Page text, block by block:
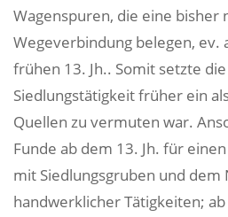
Wagenspuren, die eine bisher
Wegeverbindung belegen, ev.
frühen 13. Jh.. Somit setzte
Siedlungstätigkeit früher ein
Quellen zu vermuten war.
Funde ab dem 13. Jh. für
mit Siedlungsgruben und dem
handwerklicher Tätigkeiten; ab